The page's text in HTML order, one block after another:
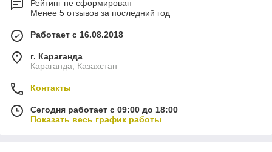
Рейтинг не сформирован
Менее 5 отзывов за последний год
Работает с 16.08.2018
г. Караганда
Караганда, Казахстан
Контакты
Сегодня работает с 09:00 до 18:00
Показать весь график работы